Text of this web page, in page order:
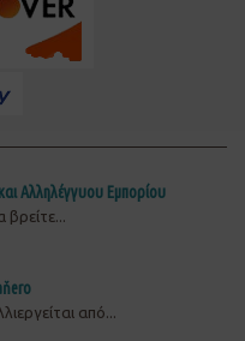
Αλληλέγγυου Εμπορίου
βρείτε...
από...